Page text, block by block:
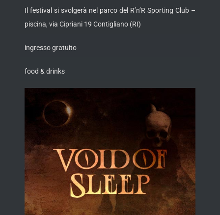
Il festival si svolgerà nel parco del R’n’R Sporting Club –
piscina, via Cipriani 19 Contigliano (RI)
ingresso gratuito
food & drinks